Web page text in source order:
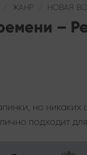
ЖАНР НОВАЯ
–
но никаких
подходит